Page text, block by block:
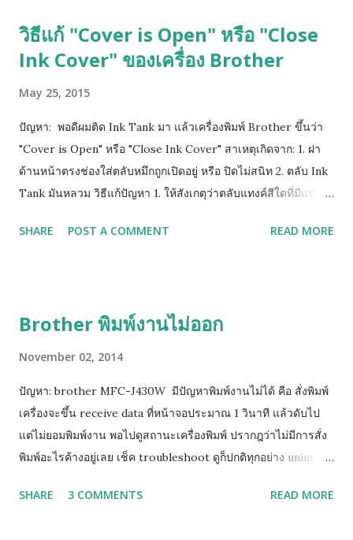
วิธีแก้ "Cover is Open" หรือ "Close
Ink Cover" ของเครื่อง Brother
May 25, 2015
ปัญหา: พอดีผมติด Ink Tank มา แล้วเครื่องพิมพ์ Brother ขึ้นว่า
"Cover is Open" หรือ "Close Ink Cover" สาเหตุเกิดจาก: 1. ฝา
ด้านหน้าตรงช่องใส่ตลับหมึกถูกเปิดอยู่ หรือ ปิดไม่สนิท 2. ตลับ Ink
Tank มันหลวม วิธีแก้ปัญหา 1. ให้สังเกตุว่าตลับแทงค์สีใดที่มีแท่ง
ฐานตลับแทงค์สีนั้น 2. หากยังฟ้องคำสั่งเดิมให้ถอดตลับทั้งหมดออก
อยู่ด้านข้าง)
SHARE POST A COMMENT READ MORE
Brother พิมพ์งานไม่ออก
November 02, 2014
ปัญหา: brother MFC-J430W มีปัญหาพิมพ์งานไม่ได้ คือ สั่งพิมพ์
เครื่องจะขึ้น receive data ที่หน้าจอประมาณ 1 วินาที แล้วดับไป
แต่ไม่ยอมพิมพ์งาน พอไปดูสถานะเครื่องพิมพ์ ปรากฎว่าไม่มีการสั่ง
พิมพ์อะไรค้างอยู่เลย เช็ค troubleshoot ดูก็ปกติทุกอย่าง uninstall
print ได้ แต่ไม่สามารถพิมพ์ได้ วิธีแก้ไขเบื้องต้น ให้คุณทำการ Add
SHARE 3 COMMENTS READ MORE